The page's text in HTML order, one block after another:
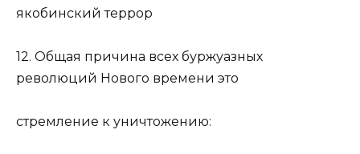
якобинский террор
12. Общая причина всех буржуазных
революций Нового времени это
стремление к уничтожению: